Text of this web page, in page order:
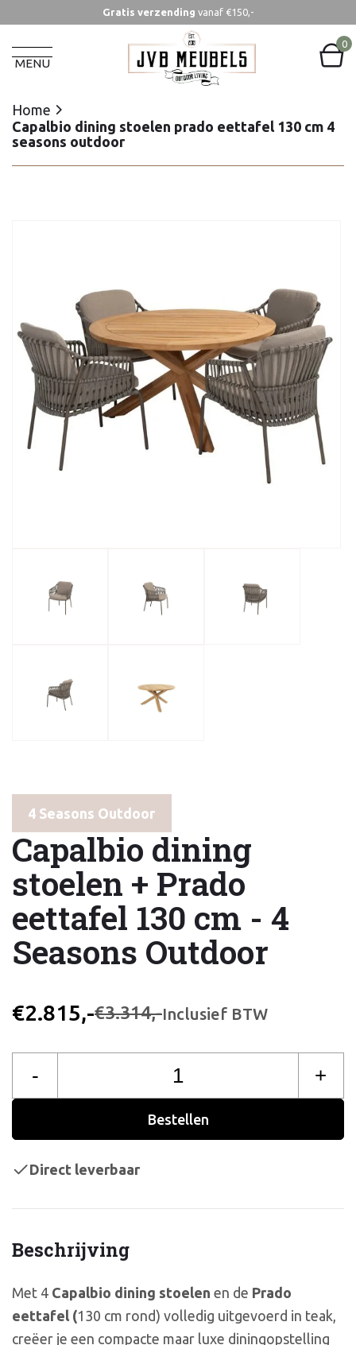
Gratis verzending vanaf €150,-
MENU
0
Home
Capalbio dining stoelen prado eettafel 130 cm 4
seasons outdoor
Home
Capalbio dining stoelen prado eettafel 130 cm 4
seasons outdoor
4 Seasons Outdoor
Capalbio dining
stoelen + Prado
eettafel 130 cm - 4
Seasons Outdoor
€2.815,-€3.314,-Inclusief BTW
Beschrijving
Met 4 Capalbio dining stoelen en de Prado
eettafel (130 cm rond) volledig uitgevoerd in teak,
creëer je een compacte maar luxe diningopstelling
- +
Bestellen
Direct leverbaar